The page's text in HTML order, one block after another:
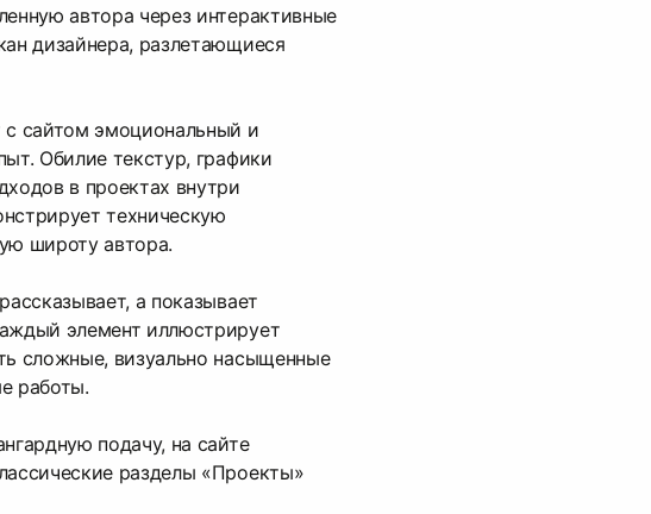
автора через интерактивные
дизайнера, разлетающиеся
с сайтом эмоциональный и
Обилие текстур, графики
в проектах внутри
техническую
широту автора.
а показывает
элемент иллюстрирует
сложные, визуально насыщенные
работы.
подачу, на сайте
разделы «Проекты»